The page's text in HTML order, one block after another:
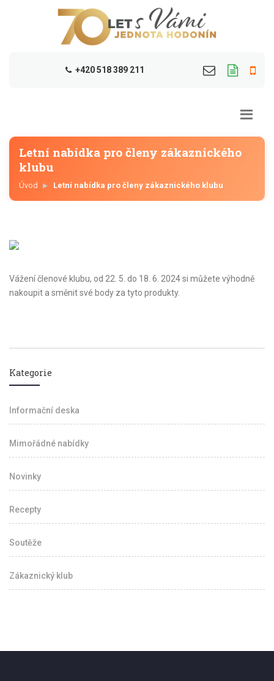
+420 518 389 211
Letní nabídka pro členy zákaznického
klubu
Úvod Letní nabídka pro členy zákaznického klubu
Vážení členové klubu, od 22. 5. do 18. 6. 2024 si můžete výhodně
nakoupit a směnit své body za tyto produkty.
Kategorie
Informační deska
Mimořádné nabídky
Novinky
Recepty
Soutěže
Zákaznický klub